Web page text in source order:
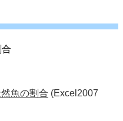
魚の割合 (Excel2007